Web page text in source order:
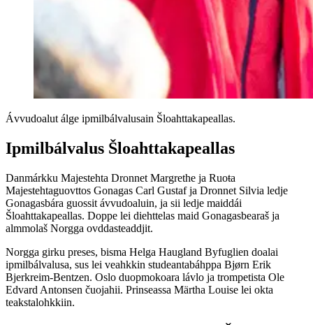
Ávvudoalut álge ipmilbálvalusain Šloahttakapeallas.
Ipmilbálvalus Šloahttakapeallas
Danmárkku Majestehta Dronnet Margrethe ja Ruoŧa
Majestehtaguovttos Gonagas Carl Gustaf ja Dronnet Silvia ledje
Gonagasbára guossit ávvudoaluin, ja sii ledje maiddái
Šloahttakapeallas. Doppe lei diehttelas maid Gonagasbearaš ja
almmolaš Norgga ovddasteaddjit.
Norgga girku preses, bisma Helga Haugland Byfuglien doalai
ipmilbálvalusa, sus lei veahkkin studeantabáhppa Bjørn Erik
Bjerkreim-Bentzen. Oslo duopmokoara lávlo ja trompetista Ole
Edvard Antonsen čuojahii. Prinseassa Märtha Louise lei okta
teakstalohkkiin.